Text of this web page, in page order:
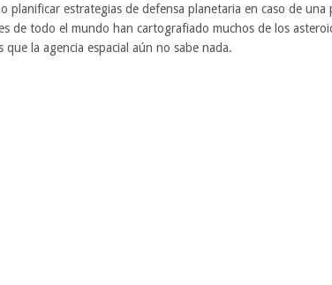
planificar estrategias de defensa planetaria en caso de una
de todo el mundo han cartografiado muchos de los
la agencia espacial aún no sabe nada.